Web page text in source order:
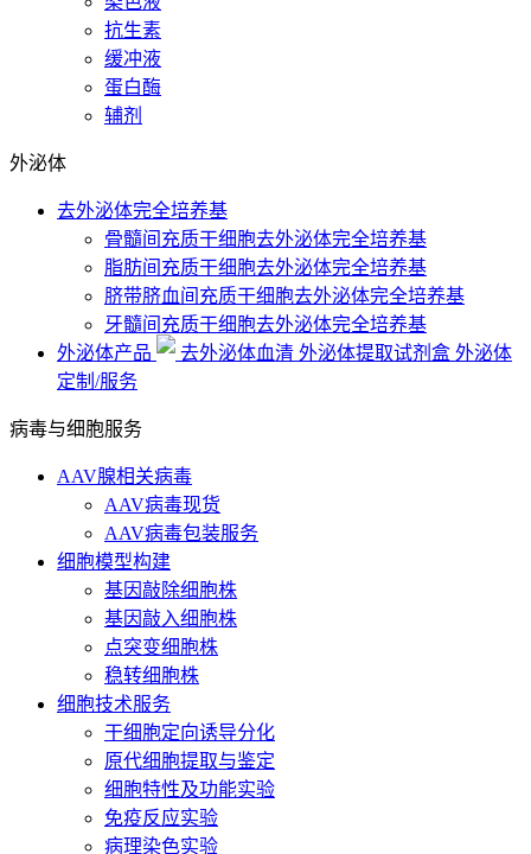
抗生素
缓冲液
蛋白酶
辅剂
外泌体
去外泌体完全培养基
骨髓间充质干细胞去外泌体完全培养基
脂肪间充质干细胞去外泌体完全培养基
脐带脐血间充质干细胞去外泌体完全培养基
牙髓间充质干细胞去外泌体完全培养基
外泌体产品
去外泌体血清 外泌体提取试剂盒 外泌体
定制/服务
病毒与细胞服务
AAV腺相关病毒
AAV病毒现货
AAV病毒包装服务
细胞模型构建
基因敲除细胞株
基因敲入细胞株
点突变细胞株
稳转细胞株
细胞技术服务
干细胞定向诱导分化
原代细胞提取与鉴定
细胞特性及功能实验
免疫反应实验
病理染色实验